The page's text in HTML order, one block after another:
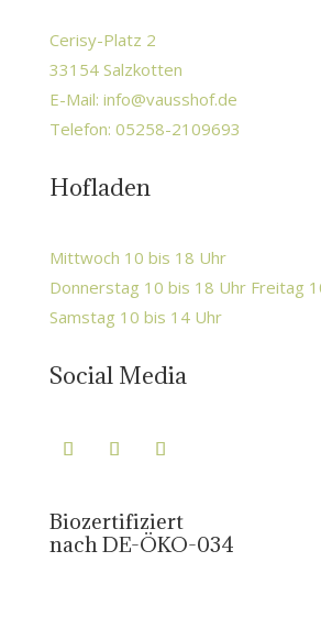
Cerisy-Platz 2
33154 Salzkotten
E-Mail: info@vausshof.de
Telefon: 05258-2109693
Hofladen
Mittwoch 10 bis 18 Uhr
Donnerstag 10 bis 18 Uhr Freitag
Samstag 10 bis 14 Uhr
Social Media
Biozertifiziert
nach DE-ÖKO-034